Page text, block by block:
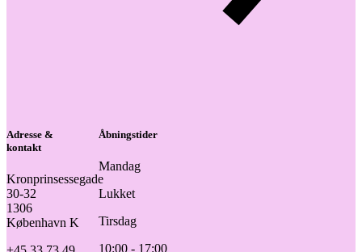
Adresse &
kontakt
Kronprinsessegade
30-32
1306
København K
Åbningstider
Mandag
Lukket
Tirsdag
10:00 - 17:00